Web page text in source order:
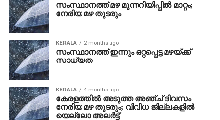
സംസ്ഥാനത്ത് മഴ മുന്നറിയിപ്പിൽ മാറ്റം;
നേരിയ മഴ തുടരും
KERALA 2 months ago
സംസ്ഥാനത്ത് ഇന്നും ഒറ്റപ്പെട്ട മഴയ്ക്ക്
സാധ്യത
KERALA 4 months ago
കേരളത്തിൽ അടുത്ത അഞ്ച് ദിവസം
നേരിയ മഴ തുടരും; വിവിധ ജില്ലകളിൽ
യെല്ലോ അലർട്ട്